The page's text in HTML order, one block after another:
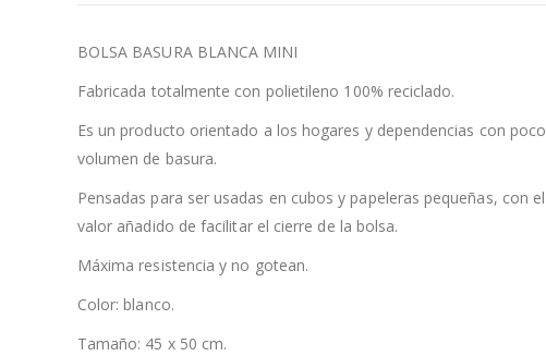
BOLSA BASURA BLANCA MINI
Fabricada totalmente con polietileno 100% reciclado.
Es un producto orientado a los hogares y dependencias con poco
volumen de basura.
Pensadas para ser usadas en cubos y papeleras pequeñas, con el
valor añadido de facilitar el cierre de la bolsa.
Máxima resistencia y no gotean.
Color: blanco.
Tamaño: 45 x 50 cm.